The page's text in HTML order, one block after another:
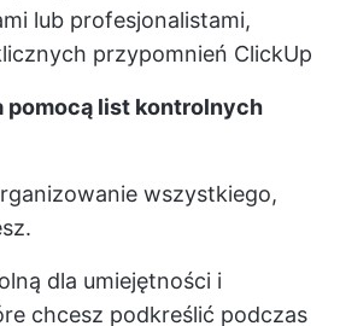
lub profesjonalistami,
przypomnień ClickUp
pomocą list kontrolnych
wszystkiego,
dla umiejętności i
chcesz podkreślić podczas